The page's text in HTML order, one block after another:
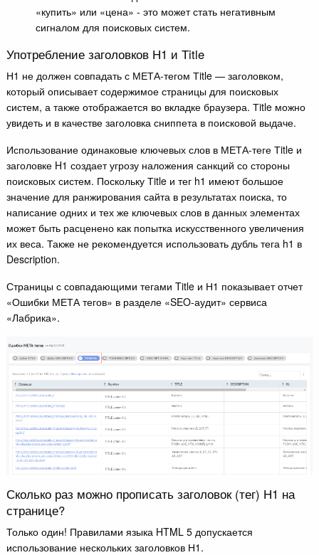
«купить» или «цена» - это может стать негативным
сигналом для поисковых систем.
Употребление заголовков Н1 и Тitle
Н1 не должен совпадать с МЕТА-тегом Тitle — заголовком,
который описывает содержимое страницы для поисковых
систем, а также отображается во вкладке браузера. Тitle можно
увидеть и в качестве заголовка сниппета в поисковой выдаче.
Использование одинаковые ключевых слов в МЕТА-теге Тitle и
заголовке H1 создает угрозу наложения санкций со стороны
поисковых систем. Поскольку Тitle и тег h1 имеют большое
значение для ранжирования сайта в результатах поиска, то
написание одних и тех же ключевых слов в данных элементах
может быть расценено как попытка искусственного увеличения
их веса. Также не рекомендуется использовать дубль тега h1 в
Description.
Страницы с совпадающими тегами Title и Н1 показывает отчет
«Ошибки МЕТА тегов» в разделе «SEO-аудит» сервиса
«Лабрика».
Сколько раз можно прописать заголовок (тег) Н1 на
странице?
Только один! Правилами языка HTML 5 допускается
использование нескольких заголовков Н1.